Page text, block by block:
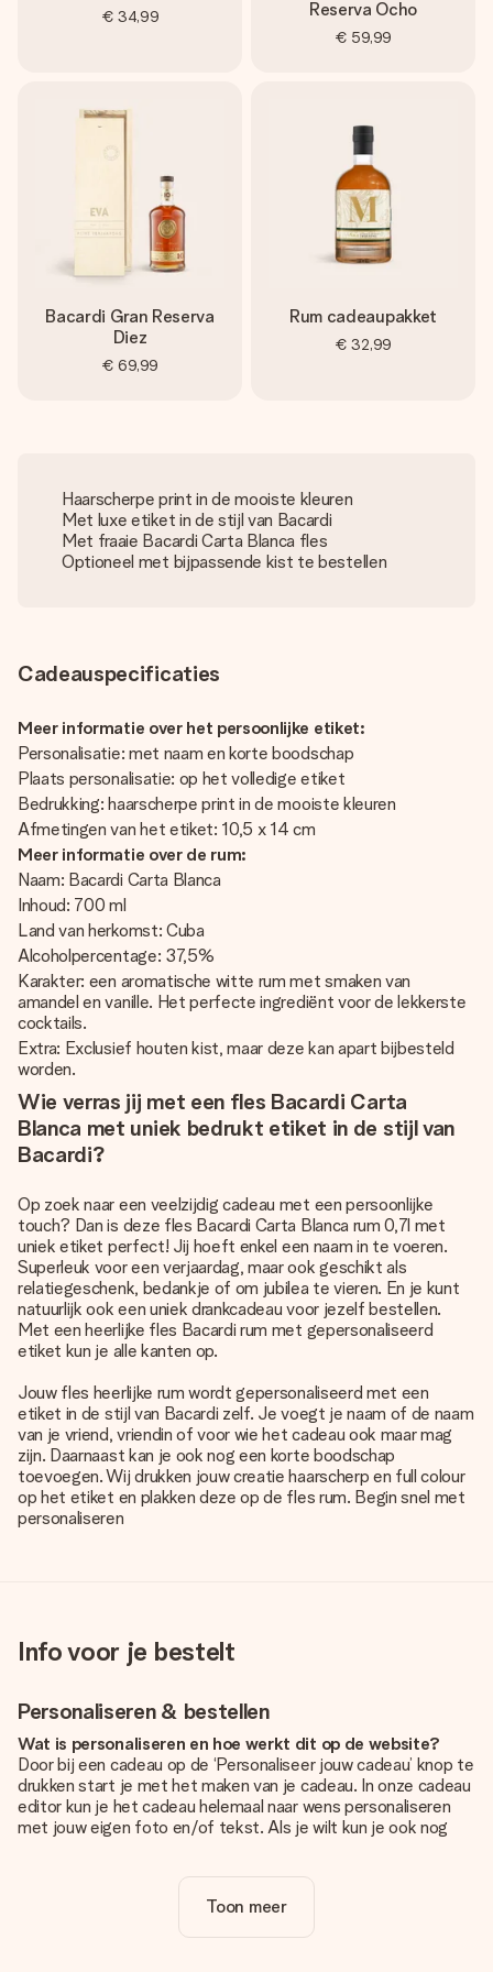
€ 34,99 Reserva Ocho
€ 59,99
Bacardi Gran Reserva
Diez
€ 69,99
Rum cadeaupakket
€ 32,99
Haarscherpe print in de mooiste kleuren
Met luxe etiket in de stijl van Bacardi
Met fraaie Bacardi Carta Blanca fles
Optioneel met bijpassende kist te bestellen
Cadeauspecificaties
Meer informatie over het persoonlijke etiket:
Personalisatie: met naam en korte boodschap
Plaats personalisatie: op het volledige etiket
Bedrukking: haarscherpe print in de mooiste kleuren
Afmetingen van het etiket: 10,5 x 14 cm
Meer informatie over de rum:
Naam: Bacardi Carta Blanca
Inhoud: 700 ml
Land van herkomst: Cuba
Alcoholpercentage: 37,5%
Karakter: een aromatische witte rum met smaken van
amandel en vanille. Het perfecte ingrediënt voor de lekkerste
cocktails.
Extra: Exclusief houten kist, maar deze kan apart bijbesteld
worden.
Wie verras jij met een fles Bacardi Carta
Blanca met uniek bedrukt etiket in de stijl van
Bacardi?
Op zoek naar een veelzijdig cadeau met een persoonlijke
touch? Dan is deze fles Bacardi Carta Blanca rum 0,7l met
uniek etiket perfect! Jij hoeft enkel een naam in te voeren.
Superleuk voor een verjaardag, maar ook geschikt als
relatiegeschenk, bedankje of om jubilea te vieren. En je kunt
natuurlijk ook een uniek drankcadeau voor jezelf bestellen.
Met een heerlijke fles Bacardi rum met gepersonaliseerd
etiket kun je alle kanten op.
Jouw fles heerlijke rum wordt gepersonaliseerd met een
etiket in de stijl van Bacardi zelf. Je voegt je naam of de naam
van je vriend, vriendin of voor wie het cadeau ook maar mag
zijn. Daarnaast kan je ook nog een korte boodschap
toevoegen. Wij drukken jouw creatie haarscherp en full colour
op het etiket en plakken deze op de fles rum. Begin snel met
personaliseren
Info voor je bestelt
Personaliseren & bestellen
Wat is personaliseren en hoe werkt dit op de website?
Door bij een cadeau op de ‘Personaliseer jouw cadeau’ knop te
drukken start je met het maken van je cadeau. In onze cadeau
editor kun je het cadeau helemaal naar wens personaliseren
met jouw eigen foto en/of tekst. Als je wilt kun je ook nog
Is personalisatie in de prijs inbegrepen?
De prijs die op de website wordt getoond is inclusief de
Toon meer